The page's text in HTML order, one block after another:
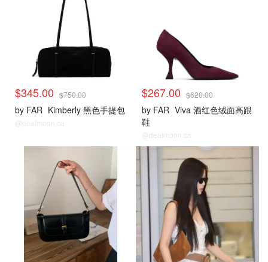
$345.00 $750.00
by FAR Kimberly 黑色手提包
@dealmoon.ca
$267.00 $620.00
by FAR Viva 酒红色绒面高跟
鞋
@dealmoon.ca